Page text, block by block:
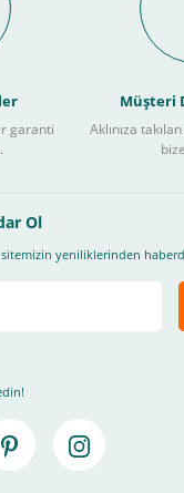
garanti
Müşteri
Aklınıza
Ol
yeniliklerinden